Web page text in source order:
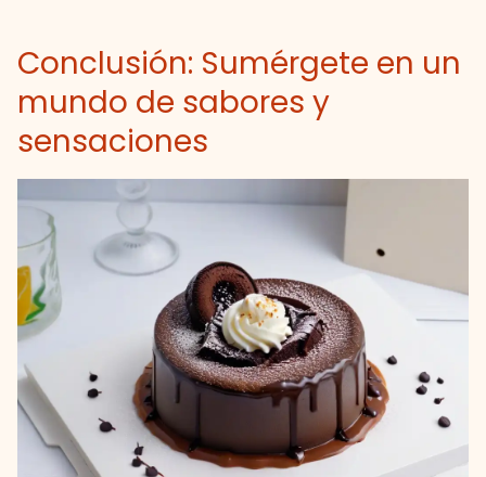
Conclusión: Sumérgete en un
mundo de sabores y
sensaciones